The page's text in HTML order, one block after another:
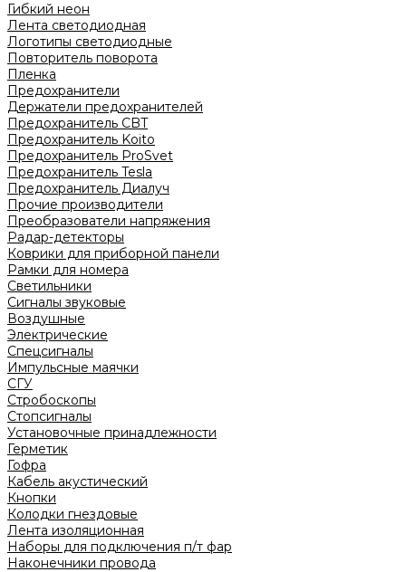
Гибкий неон
Лента светодиодная
Логотипы светодиодные
Повторитель поворота
Пленка
Предохранители
Держатели предохранителей
Предохранитель CBT
Предохранитель Koito
Предохранитель ProSvet
Предохранитель Tesla
Предохранитель Диалуч
Прочие производители
Преобразователи напряжения
Радар-детекторы
Коврики для приборной панели
Рамки для номера
Светильники
Сигналы звуковые
Воздушные
Электрические
Спецсигналы
Импульсные маячки
СГУ
Стробоскопы
Стопсигналы
Установочные принадлежности
Герметик
Гофра
Кабель акустический
Кнопки
Колодки гнездовые
Лента изоляционная
Наборы для подключения п/т фар
Наконечники провода